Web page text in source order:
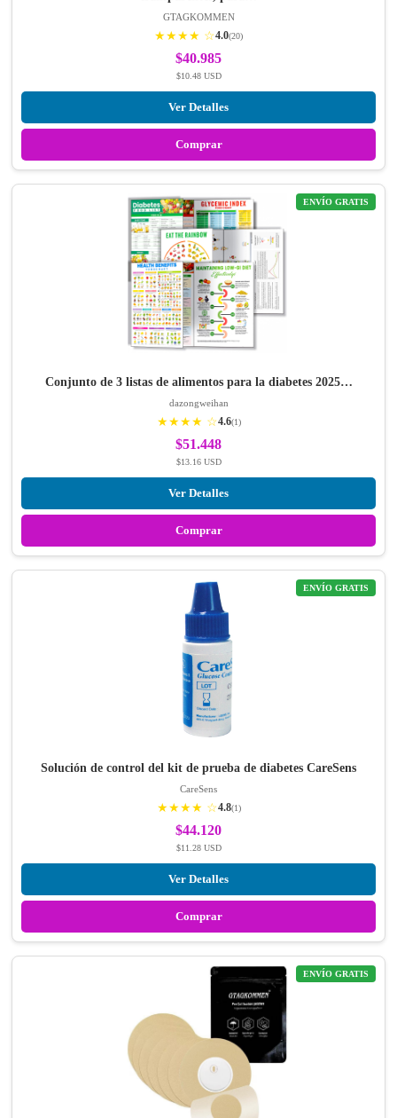
GTAGKOMMEN
★★★★ ☆4.0(20)
$40.985
$10.48 USD
Ver Detalles
Comprar
ENVÍO GRATIS
Conjunto de 3 listas de alimentos para la diabetes 2025…
dazongweihan
★★★★ ☆4.6(1)
$51.448
$13.16 USD
Ver Detalles
Comprar
ENVÍO GRATIS
Solución de control del kit de prueba de diabetes CareSens
CareSens
★★★★ ☆4.8(1)
$44.120
$11.28 USD
Ver Detalles
Comprar
ENVÍO GRATIS